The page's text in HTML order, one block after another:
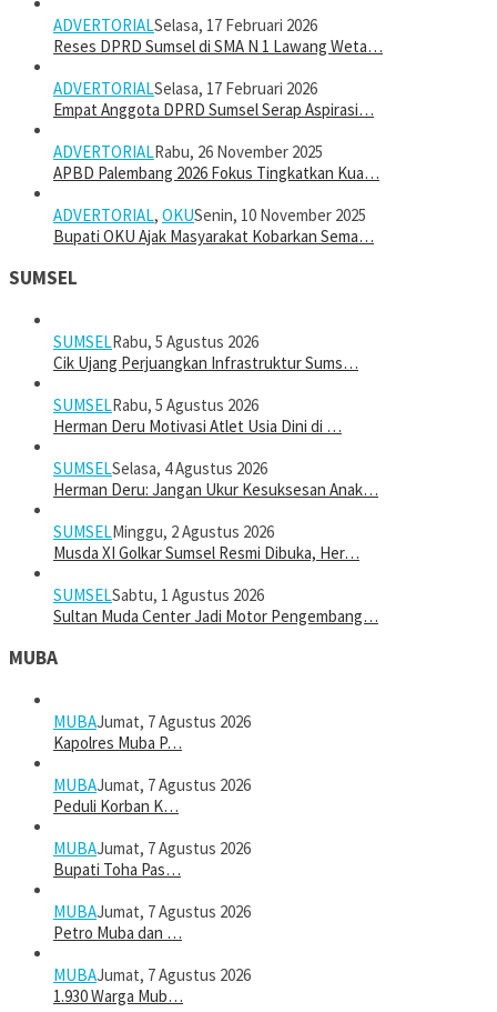
ADVERTORIALSelasa, 17 Februari 2026
Reses DPRD Sumsel di SMA N 1 Lawang Weta…
ADVERTORIALSelasa, 17 Februari 2026
Empat Anggota DPRD Sumsel Serap Aspirasi…
ADVERTORIALRabu, 26 November 2025
APBD Palembang 2026 Fokus Tingkatkan Kua…
ADVERTORIAL, OKUSenin, 10 November 2025
Bupati OKU Ajak Masyarakat Kobarkan Sema…
SUMSEL
SUMSELRabu, 5 Agustus 2026
Cik Ujang Perjuangkan Infrastruktur Sums…
SUMSELRabu, 5 Agustus 2026
Herman Deru Motivasi Atlet Usia Dini di …
SUMSELSelasa, 4 Agustus 2026
Herman Deru: Jangan Ukur Kesuksesan Anak…
SUMSELMinggu, 2 Agustus 2026
Musda XI Golkar Sumsel Resmi Dibuka, Her…
SUMSELSabtu, 1 Agustus 2026
Sultan Muda Center Jadi Motor Pengembang…
MUBA
MUBAJumat, 7 Agustus 2026
Kapolres Muba P…
MUBAJumat, 7 Agustus 2026
Peduli Korban K…
MUBAJumat, 7 Agustus 2026
Bupati Toha Pas…
MUBAJumat, 7 Agustus 2026
Petro Muba dan …
MUBAJumat, 7 Agustus 2026
1.930 Warga Mub…